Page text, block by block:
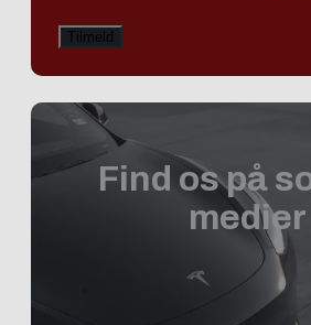
Find os på
medier